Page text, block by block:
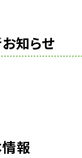
知らせ
報